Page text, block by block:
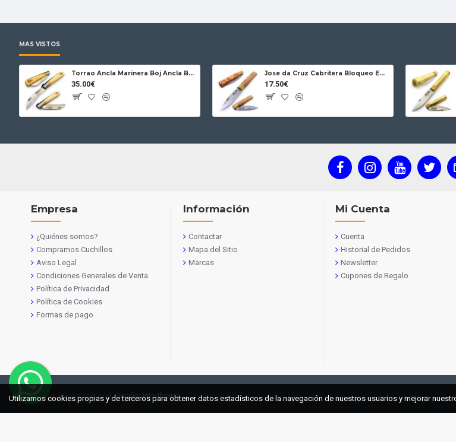
MÁS VISTOS
Torrao Ancla Marinera Boj Ancla Bloqueo
35.00€
Jose da Cruz Cabritera Bloqueo Encina Carbono
17.50€
Empresa
¿Quiénes somos?
Compramos Cuchillos
Aviso Legal
Condiciones Generales de Venta
Política de Privacidad
Política de Cookies
Formas de pago
Información
Contactar
Mapa del Sitio
Marcas
Mi Cuenta
Cuenta
Historial de Pedidos
Newsletter
Cupones de Regalo
© 2021 cuchilleriaonline.ml Diseño: InterIberica
Utilizamos cookies propias y de terceros para obtener datos estadísticos de la navegación de nuestros usuarios y mejorar